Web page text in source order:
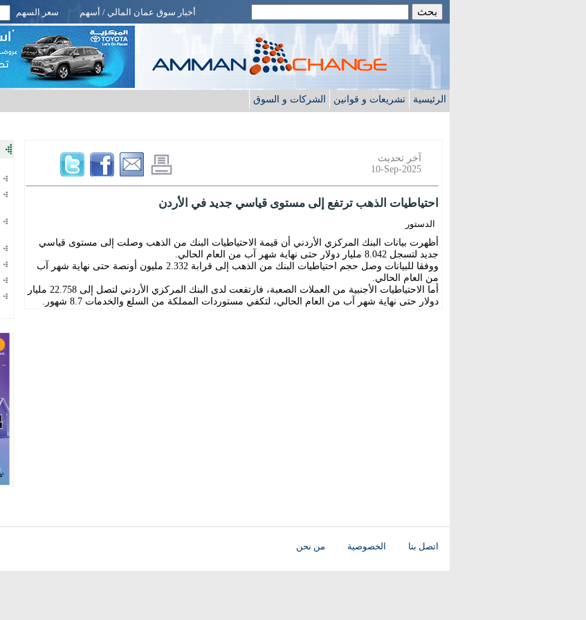
أخبار سوق عمان المالي / أسهم سعر السهم
الرئيسية تشريعات و قوانين الشركات و السوق
آخر تحديث
10-Sep-2025
احتياطيات الذهب ترتفع إلى مستوى قياسي جديد في الأردن
الدستور
أظهرت بيانات البنك المركزي الأردني أن قيمة الاحتياطيات البنك من الذهب وصلت إلى مستوى قياسي
جديد لتسجل 8.042 مليار دولار حتى نهاية شهر آب من العام الحالي.
ووفقا للبيانات وصل حجم احتياطيات البنك من الذهب إلى قرابة 2.332 مليون أونصة حتى نهاية شهر آب
من العام الحالي.
أما الاحتياطيات الأجنبية من العملات الصعبة، فارتفعت لدى البنك المركزي الأردني لتصل إلى 22.758 مليار
دولار حتى نهاية شهر آب من العام الحالي، لتكفي مستوردات المملكة من السلع والخدمات 8.7 شهور.
اتصل بنا الخصوصية من نحن